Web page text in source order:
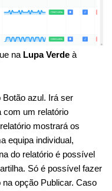
na Lupa Verde à
Botão azul. Irá ser
com um relatório
mostrará os
equipa individual,
do relatório é possível
Só é possível fazer
opção Publicar. Caso